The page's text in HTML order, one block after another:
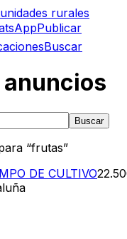
rurales
Publicar
Buscar
Buscar
“frutas”
DE CULTIVO